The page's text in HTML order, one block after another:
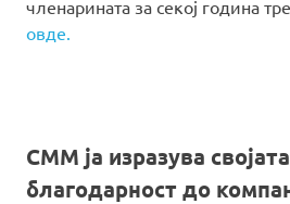
членарината за секој година
овде.
СММ ја изразува
благодарност до